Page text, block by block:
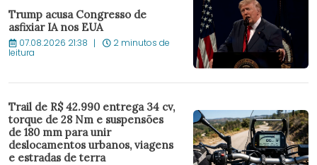
Trump acusa Congresso de
asfixiar IA nos EUA
07.08.2026 21:38 2 minutos de
leitura
Trail de R$ 42.990 entrega 34 cv,
torque de 28 Nm e suspensões
de 180 mm para unir
deslocamentos urbanos, viagens
e estradas de terra